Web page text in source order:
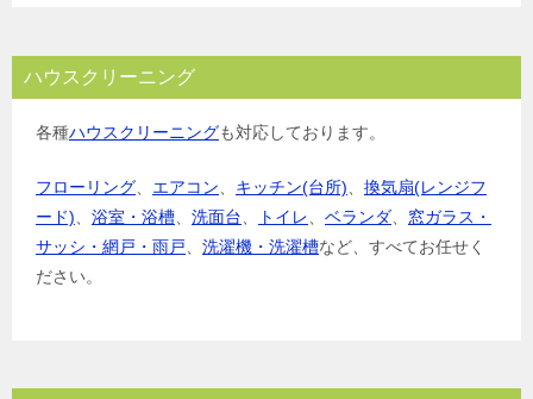
ハウスクリーニング
各種ハウスクリーニングも対応しております。
フローリング エアコン キッチン(台所)
換気扇(レンジフ
ード)
浴室・浴槽 洗面台 トイレ ベランダ
窓ガラス・
サッシ・網戸・雨戸
洗濯機・洗濯槽など、すべてお任せく
ださい。